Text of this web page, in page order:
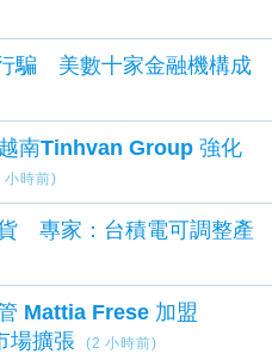
騙 美數十家金融機構成
南Tinhvan Group 強化
小時前)
專家：台積電可調整產
Mattia Frese 加盟
場擴張
(2 小時前)